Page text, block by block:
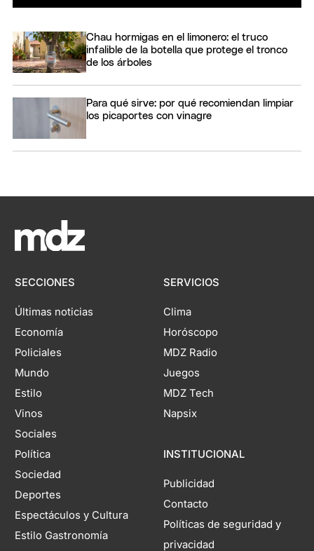
Chau hormigas en el limonero: el truco
infalible de la botella que protege el tronco
de los árboles
Para qué sirve: por qué recomiendan limpiar
los picaportes con vinagre
SECCIONES
Últimas noticias
Economía
Policiales
Mundo
Estilo
Vinos
Sociales
Política
Sociedad
Deportes
Espectáculos y Cultura
Estilo Gastronomía
SERVICIOS
Clima
Horóscopo
MDZ Radio
Juegos
MDZ Tech
Napsix
INSTITUCIONAL
Publicidad
Contacto
Políticas de seguridad y
privacidad